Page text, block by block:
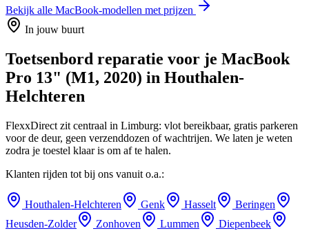
Bekijk alle MacBook-modellen met prijzen
In jouw buurt
Toetsenbord reparatie voor je MacBook
Pro 13" (M1, 2020) in Houthalen-
Helchteren
FlexxDirect zit centraal in Limburg: vlot bereikbaar, gratis parkeren
voor de deur, geen verzenddozen of wachtrijen. We laten je weten
zodra je toestel klaar is om af te halen.
Klanten rijden tot bij ons vanuit o.a.:
Houthalen-Helchteren Genk Hasselt
Beringen
Heusden-Zolder
Zonhoven Lummen Diepenbeek